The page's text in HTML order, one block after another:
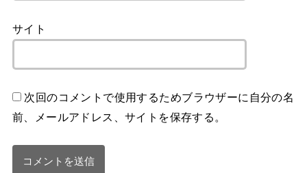
サイト
次回のコメントで使用するためブラウザーに自分の名
前、メールアドレス、サイトを保存する。